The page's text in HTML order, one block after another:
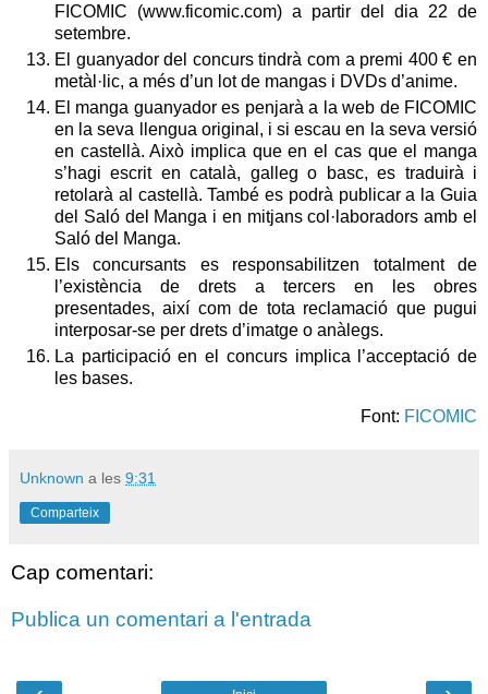
FICOMIC (www.ficomic.com) a partir del dia 22 de
setembre.
El guanyador del concurs tindrà com a premi 400 € en
metàl·lic, a més d’un lot de mangas i DVDs d’anime.
El manga guanyador es penjarà a la web de FICOMIC
en la seva llengua original, i si escau en la seva versió
en castellà. Això implica que en el cas que el manga
s’hagi escrit en català, galleg o basc, es traduirà i
retolarà al castellà. També es podrà publicar a la Guia
del Saló del Manga i en mitjans col·laboradors amb el
Saló del Manga.
Els concursants es responsabilitzen totalment de
l’existència de drets a tercers en les obres
presentades, així com de tota reclamació que pugui
interposar-se per drets d’imatge o anàlegs.
La participació en el concurs implica l’acceptació de
les bases.
Font: FICOMIC
Unknown a les 9:31
Comparteix
Cap comentari:
Publica un comentari a l'entrada